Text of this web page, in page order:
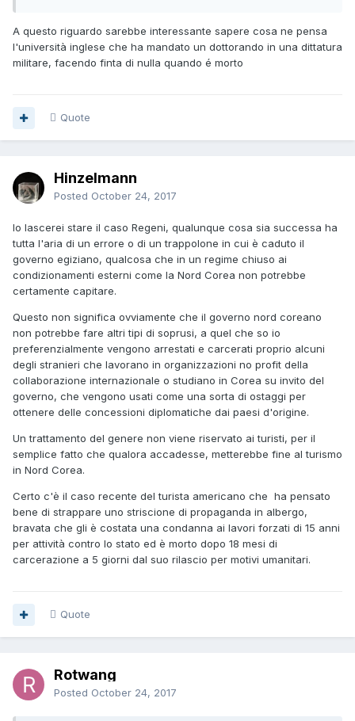
A questo riguardo sarebbe interessante sapere cosa ne pensa
l'università inglese che ha mandato un dottorando in una dittatura
militare, facendo finta di nulla quando é morto
Quote
Hinzelmann
Posted October 24, 2017
Io lascerei stare il caso Regeni, qualunque cosa sia successa ha
tutta l'aria di un errore o di un trappolone in cui è caduto il
governo egiziano, qualcosa che in un regime chiuso ai
condizionamenti esterni come la Nord Corea non potrebbe
certamente capitare.
Questo non significa ovviamente che il governo nord coreano
non potrebbe fare altri tipi di soprusi, a quel che so io
preferenzialmente vengono arrestati e carcerati proprio alcuni
degli stranieri che lavorano in organizzazioni no profit della
collaborazione internazionale o studiano in Corea su invito del
governo, che vengono usati come una sorta di ostaggi per
ottenere delle concessioni diplomatiche dai paesi d'origine.
Un trattamento del genere non viene riservato ai turisti, per il
semplice fatto che qualora accadesse, metterebbe fine al turismo
in Nord Corea.
Certo c'è il caso recente del turista americano che ha pensato
bene di strappare uno striscione di propaganda in albergo,
bravata che gli è costata una condanna ai lavori forzati di 15 anni
per attività contro lo stato ed è morto dopo 18 mesi di
carcerazione a 5 giorni dal suo rilascio per motivi umanitari.
Quote
Rotwang
Posted October 24, 2017